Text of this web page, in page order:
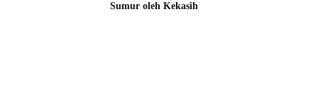
Sumur oleh Kekasih